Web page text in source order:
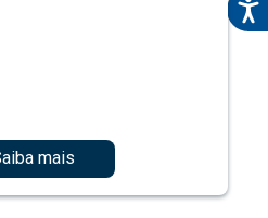
mais